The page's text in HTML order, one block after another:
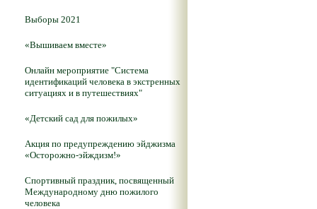
Выборы 2021
«Вышиваем вместе»
Онлайн мероприятие "Система
идентификаций человека в экстренных
ситуациях и в путешествиях"
«Детский сад для пожилых»
Акция по предупреждению эйджизма
«Осторожно-эйждизм!»
Спортивный праздник, посвященный
Международному дню пожилого
человека